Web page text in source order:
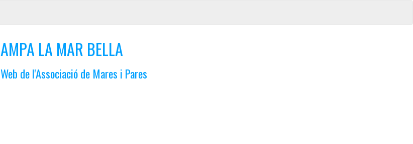
AMPA LA MAR BELLA
Web de l'Associació de Mares i Pares